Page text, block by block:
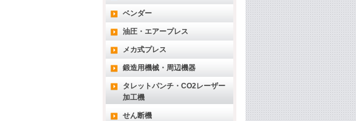
ベンダー
油圧・エアープレス
メカ式プレス
鍛造用機械・周辺機器
タレットパンチ・CO2レーザー
加工機
せん断機